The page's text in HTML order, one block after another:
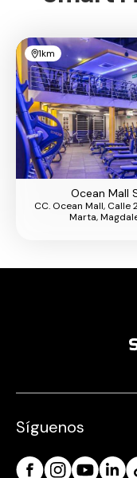
1km
Ocean Mall
CC. Ocean Mall, Calle
Marta,
Síguenos